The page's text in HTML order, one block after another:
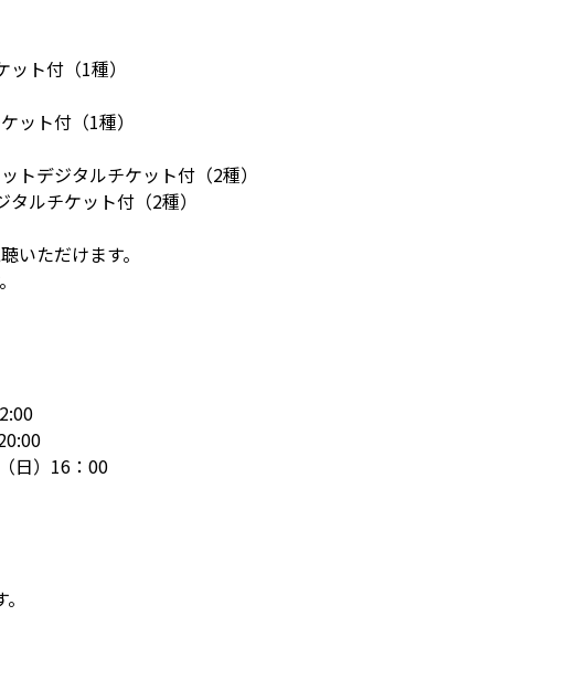
ト付（1種）
ット付（1種）
デジタルチケット付（2種）
ルチケット付（2種）
ただけます。
日）16：00